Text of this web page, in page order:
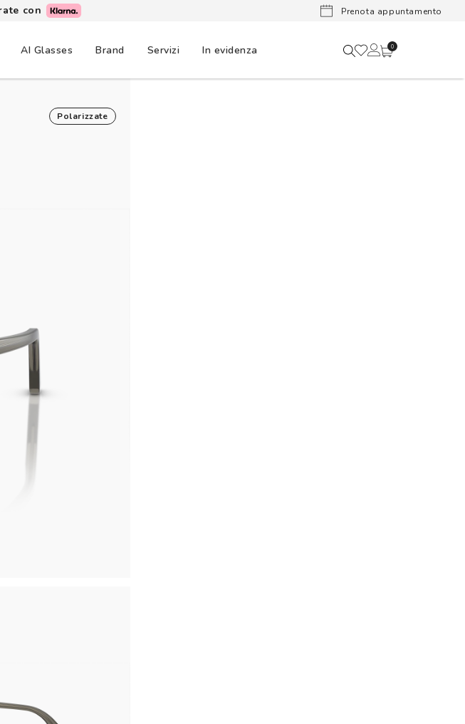
Lenti a contatto: 3+1 gratis, consegna in un giorno Prenota appuntamento
AI Glasses Brand Servizi In evidenza 0
Polarizzate